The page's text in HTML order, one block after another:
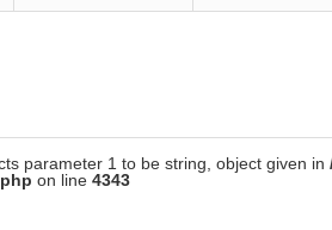
parameter 1 to be string, object given in
on line 4343